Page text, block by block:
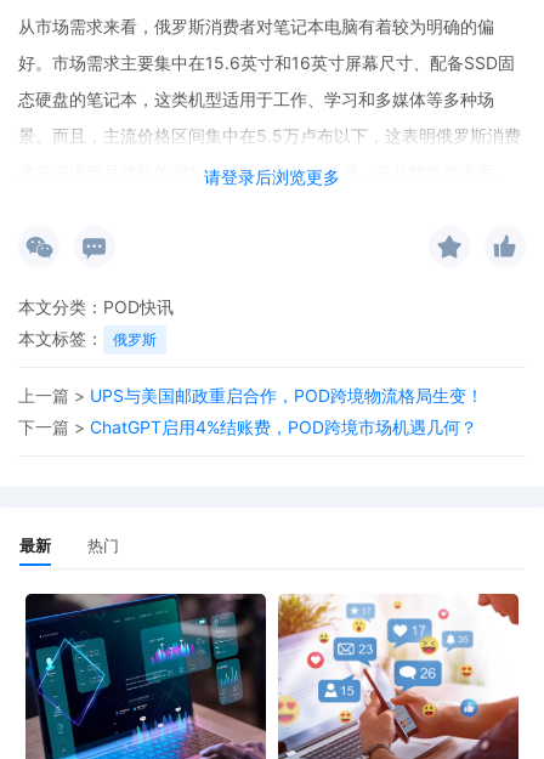
请登录后浏览更多
从市场需求来看，俄罗斯消费者对笔记本电脑有着较为明确的偏
好。市场需求主要集中在15.6英寸和16英寸屏幕尺寸、配备SSD固
态硬盘的笔记本，这类机型适用于工作、学习和多媒体等多种场
景。而且，主流价格区间集中在5.5万卢布以下，这表明俄罗斯消费
者在追求产品性能的同时，也对价格较为敏感。在品牌竞争方面，
上表现突出，苹果（Apple）则凭借高端机型保持稳定的需求。联想
（Acer）则凭借其面向家庭、学习和工作需求的多样化产品组合保
持了稳定收入。值得注意的是，游戏笔记本的市场份额相对较小，
大多数消费者选择多功能的通用机型。电商平台已经成为俄罗斯笔
记本电脑销售的主要渠道。
跨境电商领域崭露头角。通过POD跨境官网，企业可以为俄罗斯消
键盘膜、贴纸等。这些定制化的产品能够满足消费者对差异化和独
特性的追求，增加产品的附加值。
同时，POD电商平台对接为商家提供了更为便捷的销售渠道。商家
可以将自己的设计上传到POD电商平台，借助平台的流量和运营能
本文分类： POD快讯
本文标签：
俄罗斯
上一篇 > UPS与美国邮政重启合作，POD跨境物流格局生变！
下一篇 > ChatGPT启用4%结账费，POD跨境市场机遇几何？
最新 热门